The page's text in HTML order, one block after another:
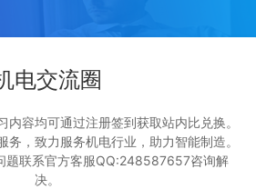
电交流圈
内容均可通过注册签到获取站内比兑换。
务，致力服务机电行业，助力智能制造。
题联系官方客服QQ:248587657咨询解
决。